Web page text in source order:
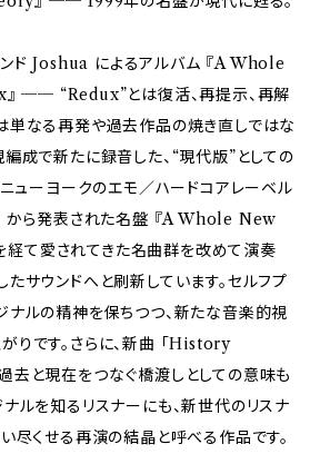
ド Joshua によるアルバム 『A Whole
── “Redux”とは復活、再提示、再解
単なる再発や過去作品の焼き直しではな
編成で新たに録音した、“現代版”としての
ューヨークのエモ／ハードコアレーベル
ら発表された名盤 『A Whole New
経て愛されてきた名曲群を改めて演奏
たサウンドへと刷新しています。セルフプ
ナルの精神を保ちつつ、新たな音楽的視
りです。さらに、新曲 「History
去と現在をつなぐ橋渡しとしての意味も
ナルを知るリスナーにも、新世代のリスナ
尽くせる再演の結晶と呼べる作品です。